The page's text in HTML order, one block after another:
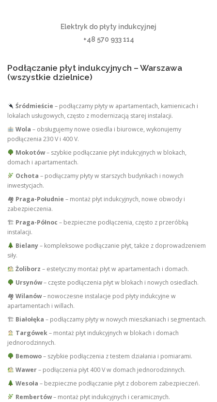
Elektryk do płyty indukcyjnej
+48 570 933 114
Podłączanie płyt indukcyjnych – Warszawa
(wszystkie dzielnice)
Śródmieście – podłączamy płyty w apartamentach, kamienicach i
lokalach usługowych, często z modernizacją starej instalacji.
Wola – obsługujemy nowe osiedla i biurowce, wykonujemy
podłączenia 230 V i 400 V.
Mokotów– szybkie podłączanie płyt indukcyjnych w blokach,
domach i apartamentach.
Ochota – podłączamy płyty w starszych budynkach i nowych
inwestycjach.
🏘 Praga-Południe – montaż płyt indukcyjnych, nowe obwody i
zabezpieczenia.
🏗 Praga-Północ – bezpieczne podłączenia, często z przeróbką
instalacji.
Bielany– kompleksowe podłączanie płyt, także z doprowadzeniem
siły.
Żoliborz – estetyczny montaż płyt w apartamentach i domach.
Ursynów– częste podłączenia płyt w blokach i nowych osiedlach.
🏘 Wilanów– nowoczesne instalacje pod płyty indukcyjne w
apartamentach i willach.
🏗 Białołęka – podłączamy płyty w nowych mieszkaniach i segmentach.
Targówek– montaż płyt indukcyjnych w blokach i domach
jednorodzinnych.
Bemowo– szybkie podłączenia z testem działania i pomiarami.
Wawer– podłączenia płyt 400 V w domach jednorodzinnych.
Wesoła – bezpieczne podłączanie płyt z doborem zabezpieczeń.
Rembertów– montaż płyt indukcyjnych i ceramicznych.